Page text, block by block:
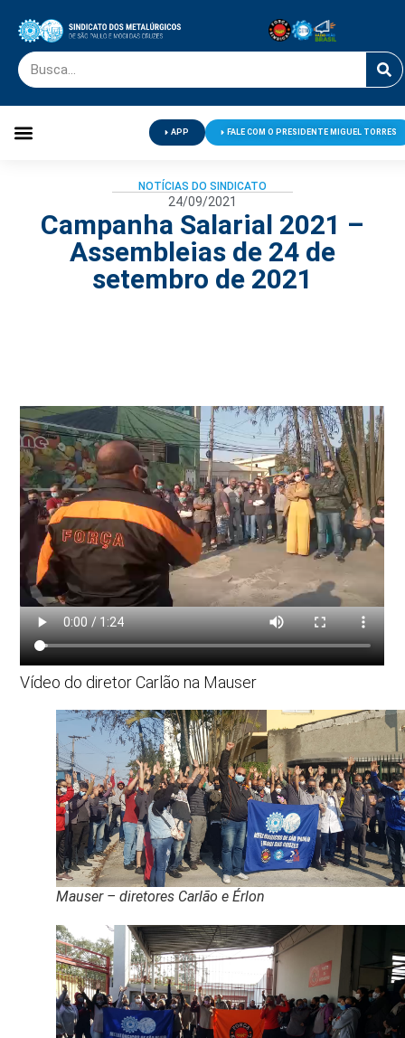
APP FALE COM O PRESIDENTE MIGUEL TORRES
NOTÍCIAS DO SINDICATO
24/09/2021
Campanha Salarial 2021 –
Assembleias de 24 de
setembro de 2021
Vídeo do diretor Carlão na Mauser
Mauser – diretores Carlão e Érlon